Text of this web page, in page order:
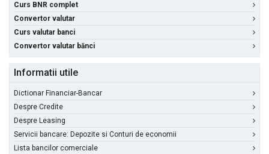
Curs BNR complet
Convertor valutar
Curs valutar banci
Convertor valutar bănci
Informatii utile
Dictionar Financiar-Bancar
Despre Credite
Despre Leasing
Servicii bancare: Depozite si Conturi de economii
Lista bancilor comerciale